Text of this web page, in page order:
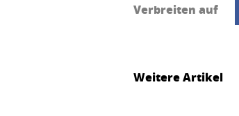
Verbreiten auf
Weitere Artikel